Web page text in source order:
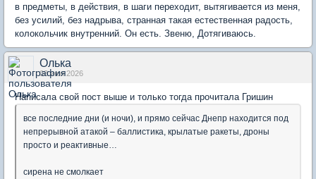
в предметы, в действия, в шаги переходит, вытягивается из меня,
без усилий, без надрыва, странная такая естественная радость,
колокольчик внутренний. Он есть. Звеню, Дотягиваюсь.
Олька
03 июн 2026
Написала свой пост выше и только тогда прочитала Гришин
все последние дни (и ночи), и прямо сейчас Днепр находится под
непрерывной атакой – баллистика, крылатые ракеты, дроны
просто и реактивные…
сирена не смолкает